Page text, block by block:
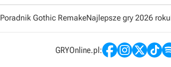
Poradnik Gothic RemakeNajlepsze gry 2026 roku
GRYOnline.pl: